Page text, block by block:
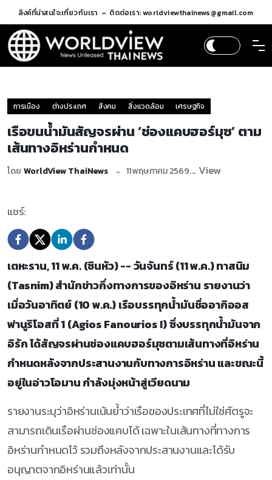
ลิงค์ที่น่าสนใจ:เกี่ยวกับเรา ติดต่อเรา: worldviewthainews@gmail.com
การเมือง ต่างประเทศ สังคม สิ่งแวดล้อม เศรษฐกิจ
เรือขนน้ำมันสัญจรผ่าน ‘ช่องแคบฮอร์มุซ’ ตาม
เส้นทางอิหร่านกำหนด
โดย WorldView ThaiNews 11 พฤษภาคม 2569... View
แชร์:
เตหะราน, 11 พ.ค. (ซินหัว) -- วันจันทร์ (11 พ.ค.) ทาสนิม
(Tasnim) สำนักข่าวกึ่งทางการของอิหร่าน รายงานว่า
เมื่อวันอาทิตย์ (10 พ.ค.) เรือบรรทุกน้ำมันชื่ออากิออส
ฟานูริโอสที่ 1 (Agios Fanourios I) ซึ่งบรรทุกน้ำมันจาก
อิรัก ได้สัญจรผ่านช่องแคบฮอร์มุซตามเส้นทางที่อิหร่าน
กำหนดหลังจากประสานงานกับทางการอิหร่าน และขณะนี้
อยู่ในอ่าวโอมาน กำลังมุ่งหน้าสู่เวียดนาม
รายงานระบุว่าอิหร่านเน้นย้ำว่าเรือของประเทศที่ไม่ใช่ศัตรูจะ
สามารถเดินเรือผ่านช่องแคบได้ เฉพาะในเส้นทางที่ทางการ
อิหร่านกำหนดไว้ รวมถึงหลังจากประสานงานและได้รับ
อนุญาตจากอิหร่านแล้วเท่านั้น